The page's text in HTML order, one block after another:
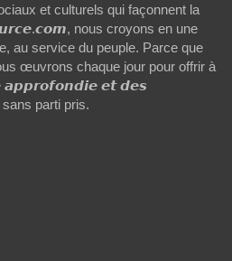
et culturels qui façonnent la
nous croyons en une
au service du peuple. Parce que
œuvrons chaque jour pour offrir à
𝙖𝙥𝙥𝙧𝙤𝙛𝙤𝙣𝙙𝙞𝙚 𝙚𝙩 𝙙𝙚𝙨
parti pris.